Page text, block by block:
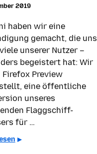
2019
haben wir eine
gemacht, die uns
unserer Nutzer –
begeistert hat: Wir
Firefox Preview
eine öffentliche
unseres
Flaggschiff-
für …